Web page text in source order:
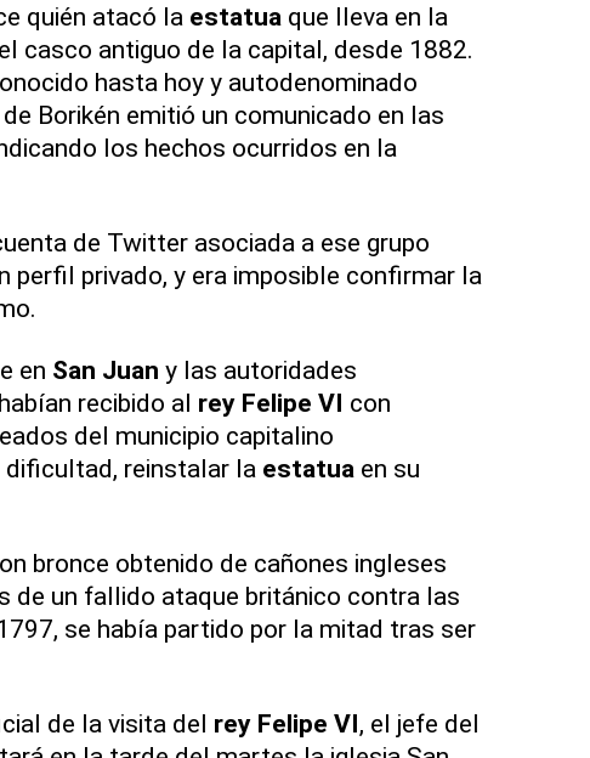
quién atacó la estatuaque lleva en la
casco antiguo de la capital, desde 1882.
hasta hoy y autodenominado
Borikén emitió un comunicado en las
los hechos ocurridos en la
de Twitter asociada a ese grupo
perfil privado, y era imposible confirmar la
en San Juan y las autoridades
recibido al rey Felipe VI con
del municipio capitalino
dificultad, reinstalar la estatuaen su
bronce obtenido de cañones ingleses
de un fallido ataque británico contra las
se había partido por la mitad tras ser
de la visita del rey Felipe VI, el jefe del